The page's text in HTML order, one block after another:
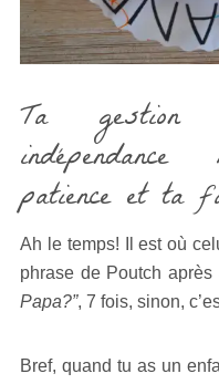
Ta
patience et ta
Ah le temps! Il est où
phrase de Poutch
Papa?”, 7 fois, sinon,
Bref, quand tu as un